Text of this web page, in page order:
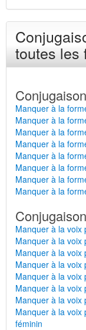
toutes les
Manquer à la
Manquer à la
Manquer à la
Manquer à la
Manquer à la
Manquer à la
Manquer à la
Manquer à la
Manquer à la voix
Manquer à la voix
Manquer à la voix
Manquer à la voix
Manquer à la voix
Manquer à la voix
Manquer à la voix
Manquer à la voix
féminin